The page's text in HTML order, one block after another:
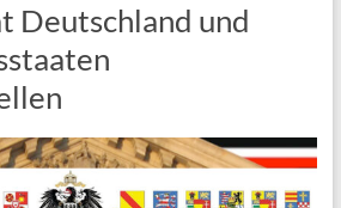
Deutschland und